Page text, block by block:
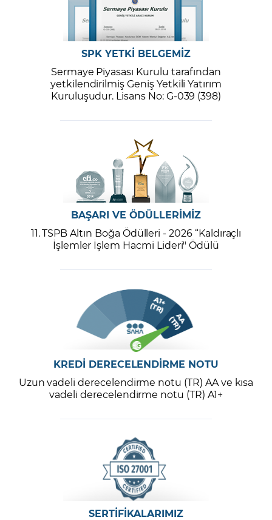
SPK YETKİ BELGEMİZ
Sermaye Piyasası Kurulu tarafından
yetkilendirilmiş Geniş Yetkili Yatırım
Kuruluşudur. Lisans No: G-039 (398)
BAŞARI VE ÖDÜLLERİMİZ
11. TSPB Altın Boğa Ödülleri - 2026 “Kaldıraçlı
İşlemler İşlem Hacmi Lideri" Ödülü
KREDİ DERECELENDİRME NOTU
Uzun vadeli derecelendirme notu (TR) AA ve kısa
vadeli derecelendirme notu (TR) A1+
SERTİFİKALARIMIZ